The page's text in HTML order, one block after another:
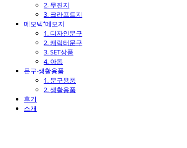
2. 무진지
3. 크라프트지
메모텍⁺메모지
1. 디자인문구
2. 캐릭터문구
3. SET상품
4. 아톰
문구·생활용품
1. 문구용품
2. 생활용품
후기
소개